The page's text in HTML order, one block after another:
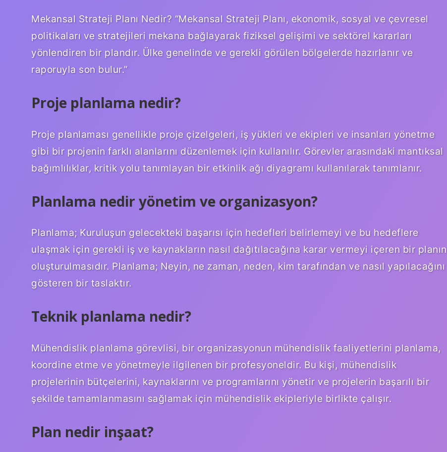
Mekansal Strateji Planı Nedir? “Mekansal Strateji Planı, ekonomik, sosyal ve çevresel
politikaları ve stratejileri mekana bağlayarak fiziksel gelişimi ve sektörel kararları
yönlendiren bir plandır. Ülke genelinde ve gerekli görülen bölgelerde hazırlanır ve
raporuyla son bulur.”
Proje planlama nedir?
Proje planlaması genellikle proje çizelgeleri, iş yükleri ve ekipleri ve insanları yönetme
gibi bir projenin farklı alanlarını düzenlemek için kullanılır. Görevler arasındaki mantıksal
bağımlılıklar, kritik yolu tanımlayan bir etkinlik ağı diyagramı kullanılarak tanımlanır.
Planlama nedir yönetim ve organizasyon?
Planlama; Kuruluşun gelecekteki başarısı için hedefleri belirlemeyi ve bu hedeflere
ulaşmak için gerekli iş ve kaynakların nasıl dağıtılacağına karar vermeyi içeren bir planın
oluşturulmasıdır. Planlama; Neyin, ne zaman, neden, kim tarafından ve nasıl yapılacağını
gösteren bir taslaktır.
Teknik planlama nedir?
Mühendislik planlama görevlisi, bir organizasyonun mühendislik faaliyetlerini planlama,
koordine etme ve yönetmeyle ilgilenen bir profesyoneldir. Bu kişi, mühendislik
projelerinin bütçelerini, kaynaklarını ve programlarını yönetir ve projelerin başarılı bir
şekilde tamamlanmasını sağlamak için mühendislik ekipleriyle birlikte çalışır.
Plan nedir inşaat?